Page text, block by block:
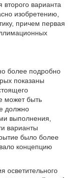
варианта
изобретению,
причем первая
более подробно
показаны
может быть
должно
выполнения,
варианты
было более
концепцию
осветительного